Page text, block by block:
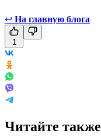
↩ На главную блога
1
Читайте также